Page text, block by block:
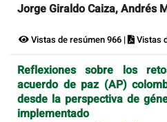
Jorge Giraldo Caiza, Andrés
Vistas de resúmen 966 | Vistas
Reflexiones sobre los
acuerdo de paz (AP)
desde la perspectiva de
implementado